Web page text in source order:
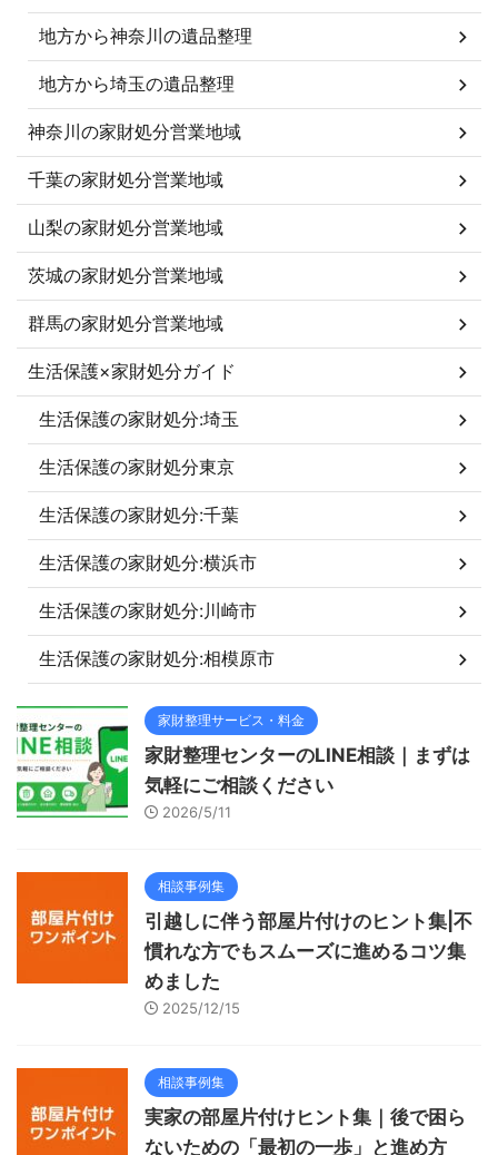
地方から神奈川の遺品整理
地方から埼玉の遺品整理
神奈川の家財処分営業地域
千葉の家財処分営業地域
山梨の家財処分営業地域
茨城の家財処分営業地域
群馬の家財処分営業地域
生活保護×家財処分ガイド
生活保護の家財処分:埼玉
生活保護の家財処分東京
生活保護の家財処分:千葉
生活保護の家財処分:横浜市
生活保護の家財処分:川崎市
生活保護の家財処分:相模原市
家財整理サービス・料金
家財整理センターのLINE相談｜まずは
気軽にご相談ください
2026/5/11
相談事例集
引越しに伴う部屋片付けのヒント集|不
慣れな方でもスムーズに進めるコツ集
めました
2025/12/15
相談事例集
実家の部屋片付けヒント集｜後で困ら
ないための「最初の一歩」と進め方